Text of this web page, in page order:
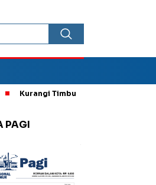
Timbunan Sampah TPA
PAGI